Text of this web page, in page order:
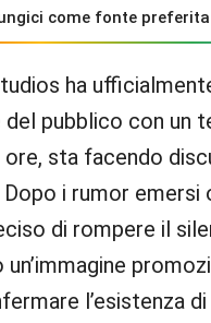
come fonte preferita
ha
del pubblico con un
sta facendo
i rumor emersi
di rompere il
un’immagine
l’esistenza di